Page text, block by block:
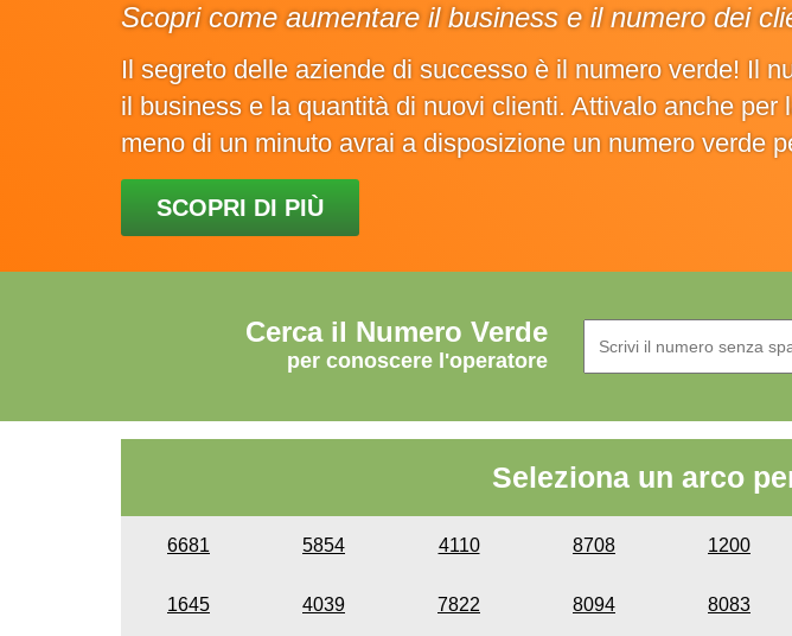
Scopri come aumentare il business e il numero dei
Il segreto delle aziende di successo è il numero verde! Il
il business e la quantità di nuovi clienti. Attivalo anche
meno di un minuto avrai a disposizione un numero verde
SCOPRI DI PIÙ
Cerca il Numero Verde
per conoscere l'operatore
Seleziona un arco
6681 5854 4110 8708 1200
1645 4039 7822 8094 8083